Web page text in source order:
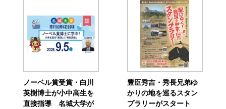
ノーベル賞受賞・白川
英樹博士が小中高生を
直接指導 名城大学が
豊臣秀吉・秀長兄弟ゆ
かりの地を巡るスタン
プラリーがスタート